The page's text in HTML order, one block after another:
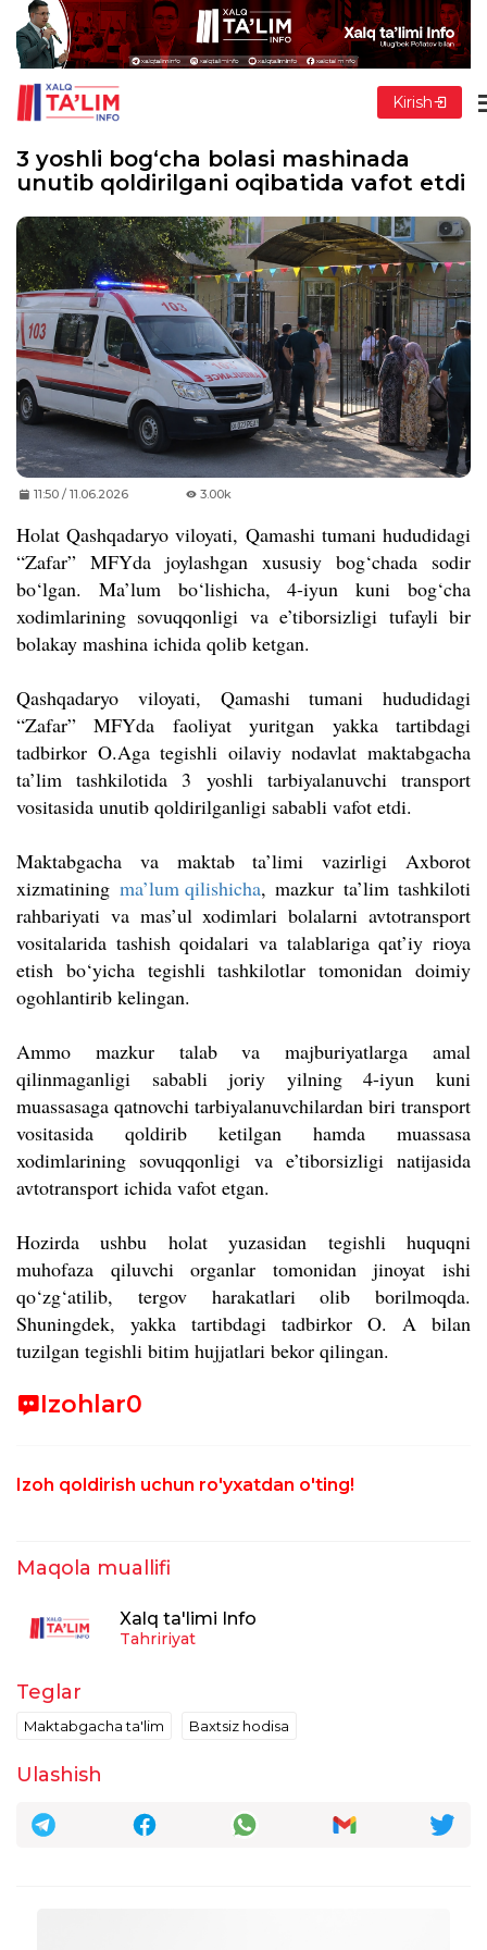
Kirish
3 yoshli bog‘cha bolasi mashinada
unutib qoldirilgani oqibatida vafot etdi
11:50 / 11.06.2026 3.00k
Holat Qashqadaryo viloyati, Qamashi tumani hududidagi
“Zafar” MFYda joylashgan xususiy bog‘chada sodir
bo‘lgan. Ma’lum bo‘lishicha, 4-iyun kuni bog‘cha
xodimlarining sovuqqonligi va e’tiborsizligi tufayli bir
bolakay mashina ichida qolib ketgan.
Qashqadaryo viloyati, Qamashi tumani hududidagi
“Zafar” MFYda faoliyat yuritgan yakka tartibdagi
tadbirkor O.Aga tegishli oilaviy nodavlat maktabgacha
ta’lim tashkilotida 3 yoshli tarbiyalanuvchi transport
vositasida unutib qoldirilganligi sababli vafot etdi.
Maktabgacha va maktab ta’limi vazirligi Axborot
xizmatining ma’lum qilishicha, mazkur ta’lim tashkiloti
rahbariyati va mas’ul xodimlari bolalarni avtotransport
vositalarida tashish qoidalari va talablariga qat’iy rioya
etish bo‘yicha tegishli tashkilotlar tomonidan doimiy
ogohlantirib kelingan.
Ammo mazkur talab va majburiyatlarga amal
qilinmaganligi sababli joriy yilning 4-iyun kuni
muassasaga qatnovchi tarbiyalanuvchilardan biri transport
vositasida qoldirib ketilgan hamda muassasa
xodimlarining sovuqqonligi va e’tiborsizligi natijasida
avtotransport ichida vafot etgan.
Hozirda ushbu holat yuzasidan tegishli huquqni
muhofaza qiluvchi organlar tomonidan jinoyat ishi
qo‘zg‘atilib, tergov harakatlari olib borilmoqda.
Shuningdek, yakka tartibdagi tadbirkor O. A bilan
tuzilgan tegishli bitim hujjatlari bekor qilingan.
Izohlar0
Izoh qoldirish uchun ro'yxatdan o'ting!
Maqola muallifi
Xalq ta'limi Info
Tahririyat
Teglar
Maktabgacha ta'lim Baxtsiz hodisa
Ulashish